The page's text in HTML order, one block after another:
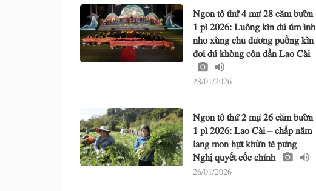
Ngon tô thứ 4 mự 28 căm bườn
1 pì 2026: Luông kìn dú úm ình
nho xùng chu dương puồng kìn
đơi dú khòng côn dần Lao Cài
28/01/2026
Ngon tô thứ 2 mự 26 căm bườn
1 pì 2026: Lao Cài – chấp năm
lang mon hựt khửn té pưng
Nghị quyết cốc chính
26/01/2026